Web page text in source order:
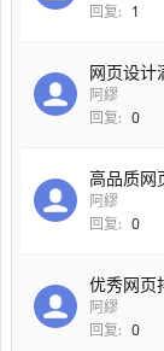
回复: 1
网页设计
阿繆
回复: 0
高品质网
阿繆
回复: 0
优秀网页
阿繆
回复: 0